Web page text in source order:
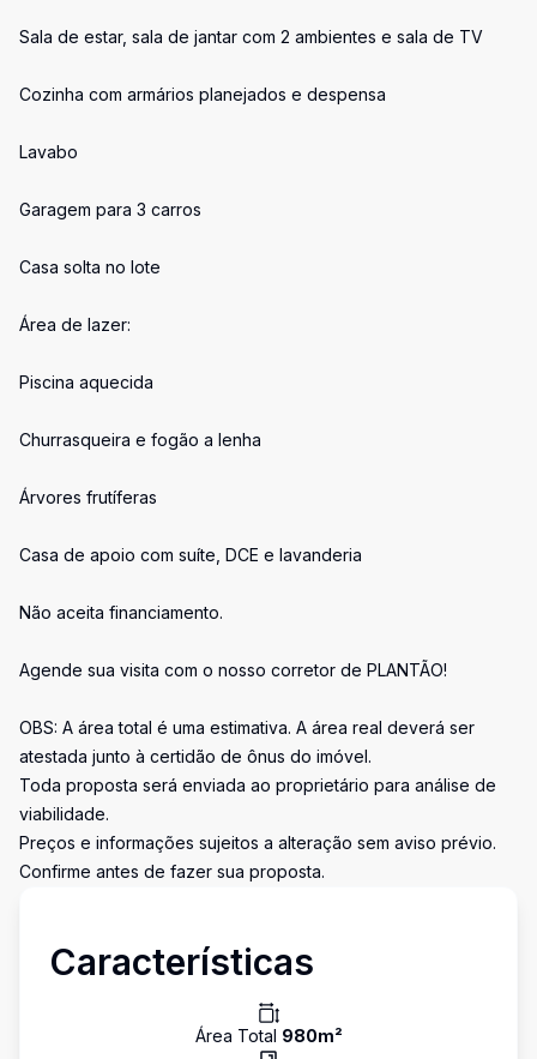
Sala de estar, sala de jantar com 2 ambientes e sala de TV
Cozinha com armários planejados e despensa
Lavabo
Garagem para 3 carros
Casa solta no lote
Área de lazer:
Piscina aquecida
Churrasqueira e fogão a lenha
Árvores frutíferas
Casa de apoio com suíte, DCE e lavanderia
Não aceita financiamento.
Agende sua visita com o nosso corretor de PLANTÃO!
OBS: A área total é uma estimativa. A área real deverá ser
atestada junto à certidão de ônus do imóvel.
Toda proposta será enviada ao proprietário para análise de
viabilidade.
Preços e informações sujeitos a alteração sem aviso prévio.
Confirme antes de fazer sua proposta.
Características
Área Total 980m²